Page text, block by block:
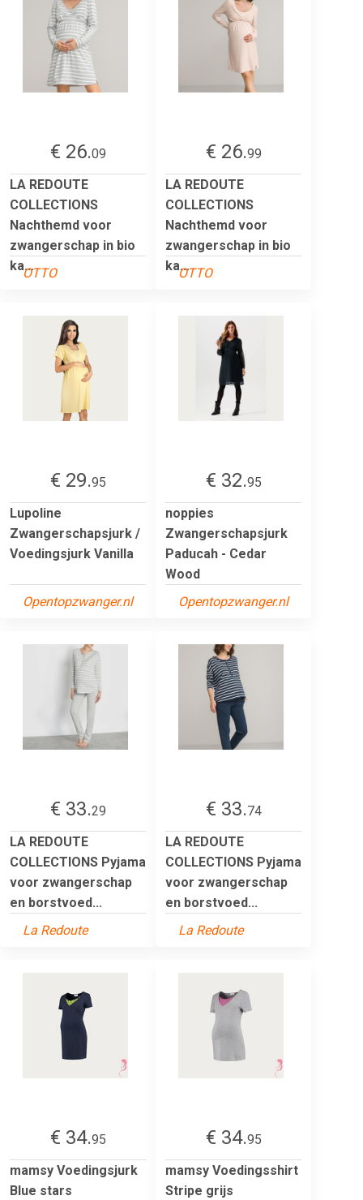
€ 26.09
LA REDOUTE
COLLECTIONS
Nachthemd voor
zwangerschap in bio
ka...OTTO
€ 26.99
LA REDOUTE
COLLECTIONS
Nachthemd voor
zwangerschap in bio
ka...OTTO
€ 29.95
Lupoline
Zwangerschapsjurk /
Voedingsjurk Vanilla
Opentopzwanger.nl
€ 32.95
noppies
Zwangerschapsjurk
Paducah - Cedar
Wood
Opentopzwanger.nl
€ 33.29
LA REDOUTE
COLLECTIONS Pyjama
voor zwangerschap
en borstvoed...
La Redoute
€ 33.74
LA REDOUTE
COLLECTIONS Pyjama
voor zwangerschap
en borstvoed...
La Redoute
€ 34.95
mamsy Voedingsjurk
Blue stars
€ 34.95
mamsy Voedingsshirt
Stripe grijs